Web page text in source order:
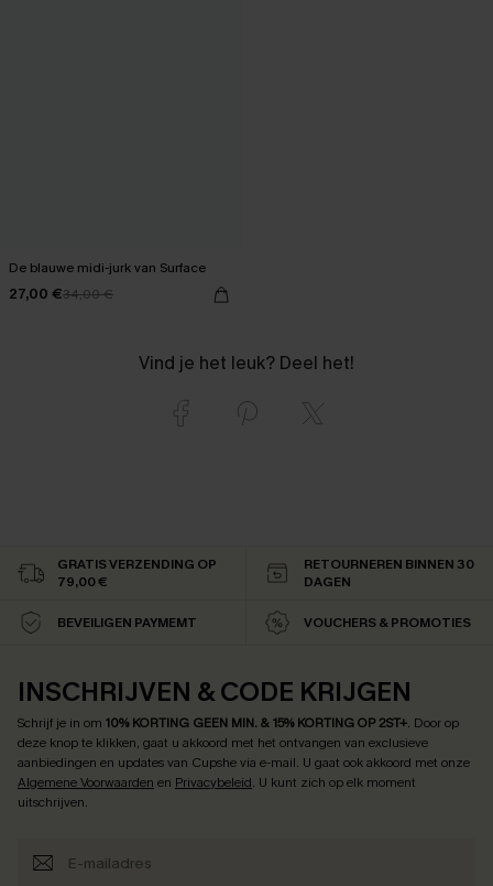
De blauwe midi-jurk van Surface
27,00 €34,00 €
Vind je het leuk? Deel het!
GRATIS VERZENDING OP
79,00 €
RETOURNEREN BINNEN 30
DAGEN
BEVEILIGEN PAYMEMT VOUCHERS & PROMOTIES
INSCHRIJVEN & CODE KRIJGEN
Schrijf je in om 10% KORTING GEEN MIN. & 15% KORTING OP 2ST+. Door op
deze knop te klikken, gaat u akkoord met het ontvangen van exclusieve
aanbiedingen en updates van Cupshe via e-mail. U gaat ook akkoord met onze
Algemene Voorwaarden en Privacybeleid. U kunt zich op elk moment
uitschrijven.